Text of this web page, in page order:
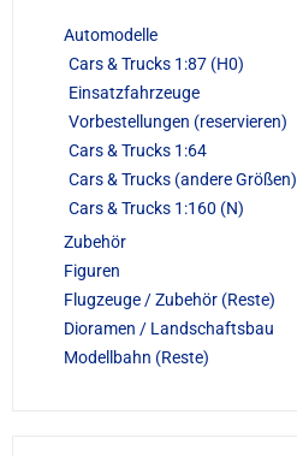
Automodelle
Cars & Trucks 1:87 (H0)
Einsatzfahrzeuge
Vorbestellungen (reservieren)
Cars & Trucks 1:64
Cars & Trucks (andere Größen)
Cars & Trucks 1:160 (N)
Zubehör
Figuren
Flugzeuge / Zubehör (Reste)
Dioramen / Landschaftsbau
Modellbahn (Reste)